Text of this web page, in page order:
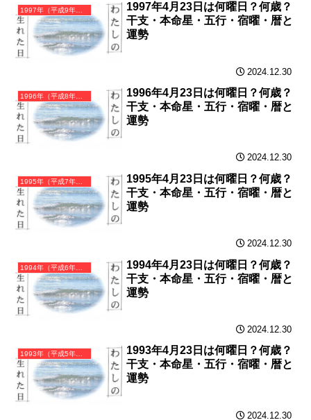
1997年（平成9年）丁丑（ひのとうし）・丑年（うし年）カレンダー（月曜はじまり）
1997年4月23日は何曜日？何歳？
干支・本命星・五行・宿曜・暦と
運勢
2024.12.30
1996年（平成8年）丙子（ひのえね）・子年（ねずみ年）カレンダー（月曜はじまり）
1996年4月23日は何曜日？何歳？
干支・本命星・五行・宿曜・暦と
運勢
2024.12.30
1995年（平成7年）乙亥（きのとい）・亥年（いのしし年）カレンダー（月曜はじまり）
1995年4月23日は何曜日？何歳？
干支・本命星・五行・宿曜・暦と
運勢
2024.12.30
1994年（平成6年）甲戌（きのえいぬ）・戌年（いぬ年）カレンダー（月曜はじまり）
1994年4月23日は何曜日？何歳？
干支・本命星・五行・宿曜・暦と
運勢
2024.12.30
1993年（平成5年）癸酉（みずのととり）・酉年（とり年）カレンダー（月曜はじまり）
1993年4月23日は何曜日？何歳？
干支・本命星・五行・宿曜・暦と
運勢
2024.12.30